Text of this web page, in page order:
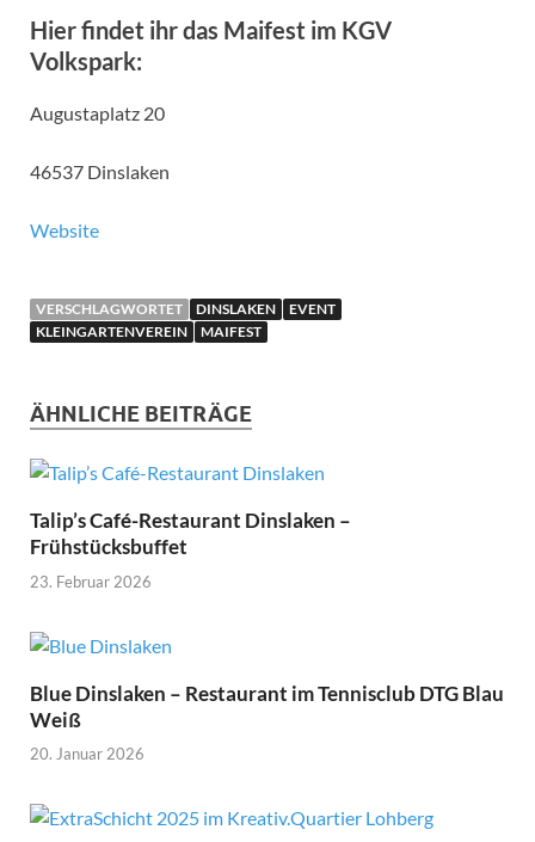
Hier findet ihr das Maifest im KGV
Volkspark:
Augustaplatz 20
46537 Dinslaken
Website
VERSCHLAGWORTET DINSLAKEN
EVENT
KLEINGARTENVEREIN
MAIFEST
ÄHNLICHE BEITRÄGE
Talip’s Café-Restaurant Dinslaken –
Frühstücksbuffet
23. Februar 2026
Blue Dinslaken – Restaurant im Tennisclub DTG Blau
Weiß
20. Januar 2026